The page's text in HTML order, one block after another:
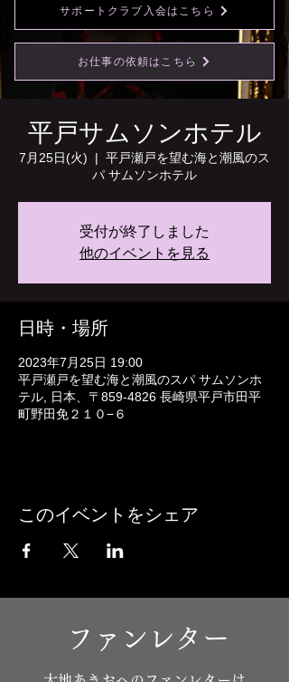
お仕事の依頼はこちら
サポートクラブ入会はこちら
平戸サムソンホテル
7月25日(火)
  |
平戸瀬戸を望む海と潮風のス
パ サムソンホテル
受付が終了しました
他のイベントを見る
日時・場所
2023年7月25日 19:00
平戸瀬戸を望む海と潮風のスパ サムソンホ
テル, 日本、〒859-4826 長崎県平戸市田平
町野田免２１０−６
このイベントをシェア
ファンレター